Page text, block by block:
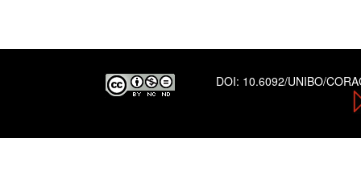
DOI: 10.6092/UNIBO/